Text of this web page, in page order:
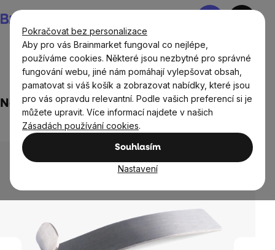
Pokračovat bez personalizace
Aby pro vás Brainmarket fungoval co nejlépe,
používáme cookies. Některé jsou nezbytné pro správné
fungování webu, jiné nám pomáhají vylepšovat obsah,
pamatovat si váš košík a zobrazovat nabídky, které jsou
pro vás opravdu relevantní. Podle vašich preferencí si je
můžete upravit. Více informací najdete v našich
Zásadách používání cookies.
Souhlasím
Nastavení
na
obsah
Nákupní
Domov Boxy na jídlo, lahve, šejkry, tašky
Nerezová lžička
Průměrné
hodnocení
produktu
5
2 hodnocení